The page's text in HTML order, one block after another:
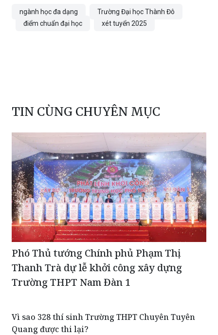
ngành học đa dạng
Trường Đại học Thành Đô
điểm chuẩn đại học
xét tuyển 2025
TIN CÙNG CHUYÊN MỤC
Phó Thủ tướng Chính phủ Phạm Thị
Thanh Trà dự lễ khởi công xây dựng
Trường THPT Nam Đàn 1
Vì sao 328 thí sinh Trường THPT Chuyên Tuyên
Quang được thi lại?